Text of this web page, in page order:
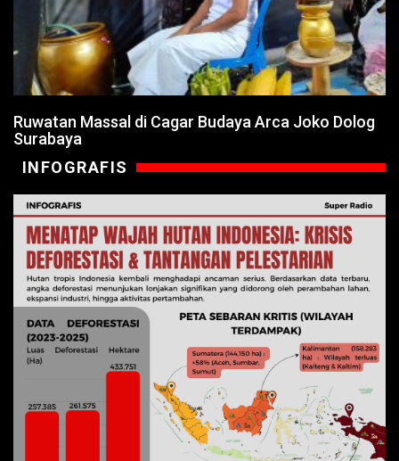
Ruwatan Massal di Cagar Budaya Arca Joko Dolog
Surabaya
INFOGRAFIS